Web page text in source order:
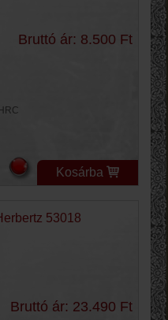
Bruttó ár: 8.500 Ft
Kosárba
53018
Bruttó ár: 23.490 Ft